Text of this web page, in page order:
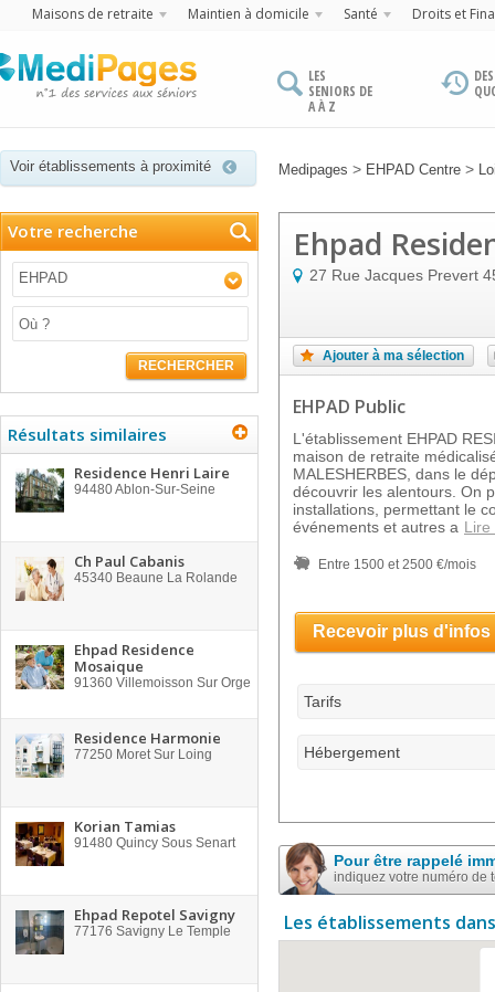
Maisons de retraite Maintien à domicile Santé Droits et
LES
SENIORS DE
A À Z
Voir établissements à proximité Medipages > EHPAD Centre >
Votre recherche
EHPAD
RECHERCHER
Résultats similaires
Residence Henri Laire
94480Ablon-Sur-Seine
Ch Paul Cabanis
45340 Beaune La Rolande
Ehpad Residence
Mosaique
91360 Villemoisson Sur Orge
Residence Harmonie
77250 Moret Sur Loing
Korian Tamias
91480 Quincy Sous Senart
Ehpad Repotel Savigny
77176 Savigny Le Temple
Ehpad
27 Rue Jacques Prevert
Ajouter à ma sélection
EHPAD Public
L'établissement EHPAD
maison de retraite
MALESHERBES, dans le
découvrir les alentours. On
installations, permettant le
événements et autres a Lire
Entre 1500 et 2500 €/mois
Recevoir plus d'infos
Tarifs
Hébergement
Pour être rappelé
indiquez votre numéro de
Les établissements